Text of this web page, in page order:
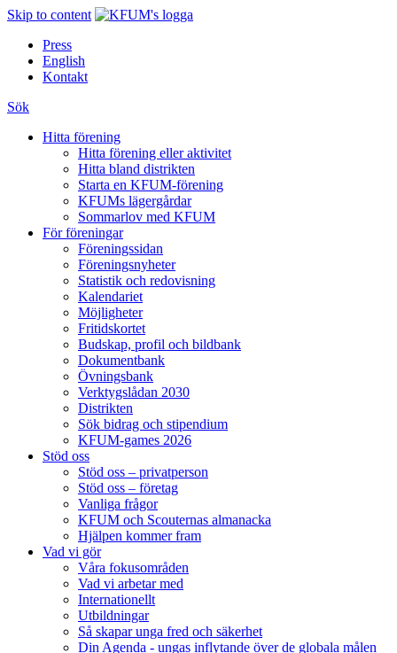
Skip to content
Press
English
Kontakt
Sök
Hitta förening
Hitta förening eller aktivitet
Hitta bland distrikten
Starta en KFUM-förening
KFUMs lägergårdar
Sommarlov med KFUM
För föreningar
Föreningssidan
Föreningsnyheter
Statistik och redovisning
Kalendariet
Möjligheter
Fritidskortet
Budskap, profil och bildbank
Dokumentbank
Övningsbank
Verktygslådan 2030
Distrikten
Sök bidrag och stipendium
KFUM-games 2026
Stöd oss
Stöd oss – privatperson
Stöd oss – företag
Vanliga frågor
KFUM och Scouternas almanacka
Hjälpen kommer fram
Vad vi gör
Våra fokusområden
Vad vi arbetar med
Internationellt
Utbildningar
Så skapar unga fred och säkerhet
Din Agenda - ungas inflytande över de globala målen